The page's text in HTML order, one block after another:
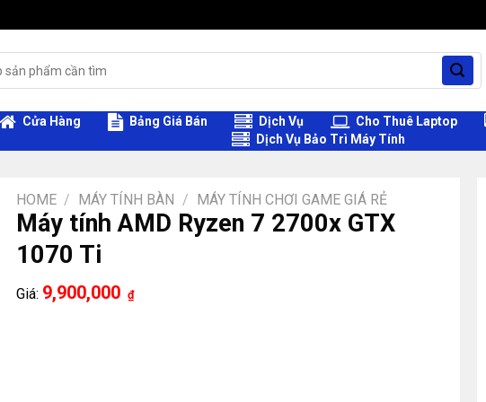
Cửa Hàng Bảng Giá Bán Dịch Vụ Cho Thuê Laptop
Dịch Vụ Bảo Trì Máy Tính
HOME / MÁY TÍNH BÀN / MÁY TÍNH CHƠI GAME GIÁ RẺ
Máy tính AMD Ryzen 7 2700x GTX
1070 Ti
Giá: 9,900,000 ₫